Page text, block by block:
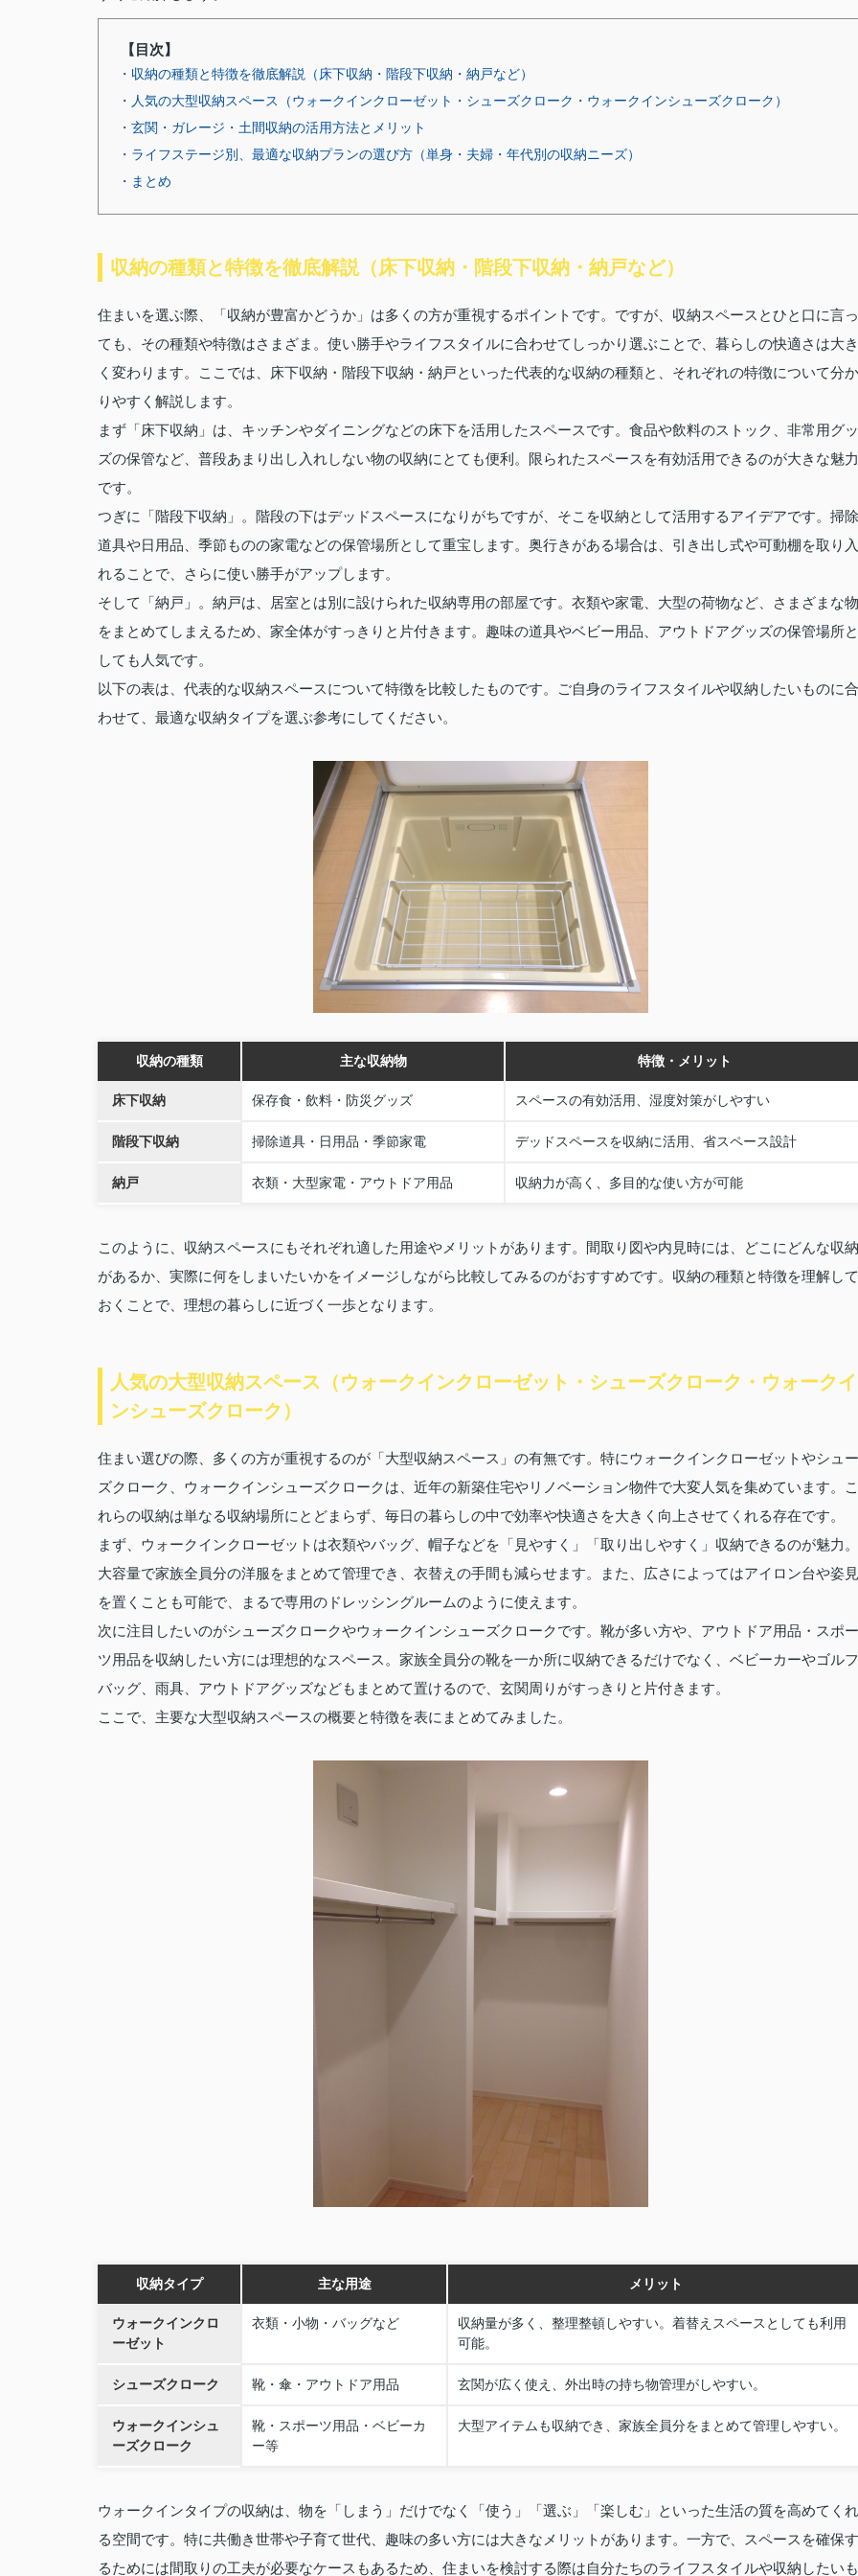
【目次】
・収納の種類と特徴を徹底解説（床下収納・階段下収納・納戸など）
・人気の大型収納スペース（ウォークインクローゼット・シューズクローク・ウォークインシューズクローク）
・玄関・ガレージ・土間収納の活用方法とメリット
・ライフステージ別、最適な収納プランの選び方（単身・夫婦・年代別の収納ニーズ）
・まとめ
収納の種類と特徴を徹底解説（床下収納・階段下収納・納戸など）
住まいを選ぶ際、「収納が豊富かどうか」は多くの方が重視するポイントです。ですが、収納スペースとひと口に言っ
ても、その種類や特徴はさまざま。使い勝手やライフスタイルに合わせてしっかり選ぶことで、暮らしの快適さは大き
く変わります。ここでは、床下収納・階段下収納・納戸といった代表的な収納の種類と、それぞれの特徴について分か
りやすく解説します。
まず「床下収納」は、キッチンやダイニングなどの床下を活用したスペースです。食品や飲料のストック、非常用グッ
ズの保管など、普段あまり出し入れしない物の収納にとても便利。限られたスペースを有効活用できるのが大きな魅力
です。
つぎに「階段下収納」。階段の下はデッドスペースになりがちですが、そこを収納として活用するアイデアです。掃除
道具や日用品、季節ものの家電などの保管場所として重宝します。奥行きがある場合は、引き出し式や可動棚を取り入
れることで、さらに使い勝手がアップします。
そして「納戸」。納戸は、居室とは別に設けられた収納専用の部屋です。衣類や家電、大型の荷物など、さまざまな物
をまとめてしまえるため、家全体がすっきりと片付きます。趣味の道具やベビー用品、アウトドアグッズの保管場所と
しても人気です。
以下の表は、代表的な収納スペースについて特徴を比較したものです。ご自身のライフスタイルや収納したいものに合
わせて、最適な収納タイプを選ぶ参考にしてください。
収納の種類 主な収納物 特徴・メリット
床下収納 保存食・飲料・防災グッズ スペースの有効活用、湿度対策がしやすい
階段下収納 掃除道具・日用品・季節家電 デッドスペースを収納に活用、省スペース設計
納戸 衣類・大型家電・アウトドア用品 収納力が高く、多目的な使い方が可能
このように、収納スペースにもそれぞれ適した用途やメリットがあります。間取り図や内見時には、どこにどんな収納
があるか、実際に何をしまいたいかをイメージしながら比較してみるのがおすすめです。収納の種類と特徴を理解して
おくことで、理想の暮らしに近づく一歩となります。
人気の大型収納スペース（ウォークインクローゼット・シューズクローク・ウォークイ
ンシューズクローク）
住まい選びの際、多くの方が重視するのが「大型収納スペース」の有無です。特にウォークインクローゼットやシュー
ズクローク、ウォークインシューズクロークは、近年の新築住宅やリノベーション物件で大変人気を集めています。こ
れらの収納は単なる収納場所にとどまらず、毎日の暮らしの中で効率や快適さを大きく向上させてくれる存在です。
まず、ウォークインクローゼットは衣類やバッグ、帽子などを「見やすく」「取り出しやすく」収納できるのが魅力。
大容量で家族全員分の洋服をまとめて管理でき、衣替えの手間も減らせます。また、広さによってはアイロン台や姿見
を置くことも可能で、まるで専用のドレッシングルームのように使えます。
次に注目したいのがシューズクロークやウォークインシューズクロークです。靴が多い方や、アウトドア用品・スポー
ツ用品を収納したい方には理想的なスペース。家族全員分の靴を一か所に収納できるだけでなく、ベビーカーやゴルフ
バッグ、雨具、アウトドアグッズなどもまとめて置けるので、玄関周りがすっきりと片付きます。
ここで、主要な大型収納スペースの概要と特徴を表にまとめてみました。
収納タイプ 主な用途 メリット
ウォークインクロ
ーゼット
衣類・小物・バッグなど
収納量が多く、整理整頓しやすい。着替えスペースとしても利用
可能。
シューズクローク 靴・傘・アウトドア用品 玄関が広く使え、外出時の持ち物管理がしやすい。
ウォークインシュ
ーズクローク
靴・スポーツ用品・ベビーカ
ー等
大型アイテムも収納でき、家族全員分をまとめて管理しやすい。
ウォークインタイプの収納は、物を「しまう」だけでなく「使う」「選ぶ」「楽しむ」といった生活の質を高めてくれ
る空間です。特に共働き世帯や子育て世代、趣味の多い方には大きなメリットがあります。一方で、スペースを確保す
るためには間取りの工夫が必要なケースもあるため、住まいを検討する際は自分たちのライフスタイルや収納したいも